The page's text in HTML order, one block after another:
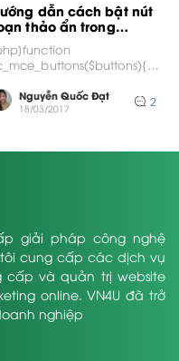
dẫn cách bật nút
thảo ẩn trong
"anchor", "hr",
"sup", "fontselect",
Nguyễn Quốc Đạt
18/03/2017 2
giải pháp công nghệ
cung cấp các dịch vụ
cấp và quản trị website
online. VN4U đã trở
nghiệp